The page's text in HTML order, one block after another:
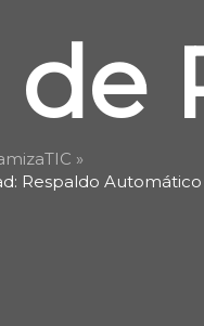
»
Respaldo